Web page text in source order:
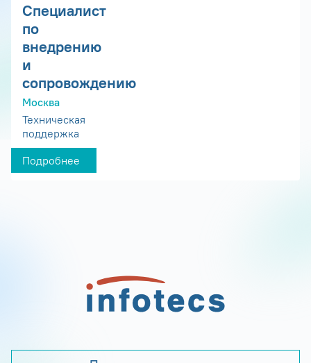
Специалист
по
внедрению
и
сопровождению
Москва
Техническая
поддержка
Подробнее